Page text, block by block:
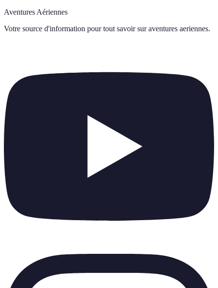
Aventures Aériennes
Votre source d'information pour tout savoir sur aventures aeriennes.